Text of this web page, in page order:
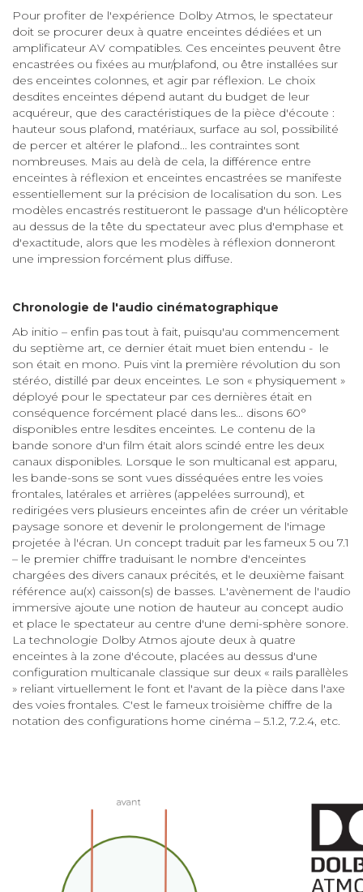
Pour profiter de l'expérience Dolby Atmos, le spectateur
doit se procurer deux à quatre enceintes dédiées et un
amplificateur AV compatibles. Ces enceintes peuvent être
encastrées ou fixées au mur/plafond, ou être installées sur
des enceintes colonnes, et agir par réflexion. Le choix
desdites enceintes dépend autant du budget de leur
acquéreur, que des caractéristiques de la pièce d'écoute :
hauteur sous plafond, matériaux, surface au sol, possibilité
de percer et altérer le plafond... les contraintes sont
nombreuses. Mais au delà de cela, la différence entre
enceintes à réflexion et enceintes encastrées se manifeste
essentiellement sur la précision de localisation du son. Les
modèles encastrés restitueront le passage d'un hélicoptère
au dessus de la tête du spectateur avec plus d'emphase et
d'exactitude, alors que les modèles à réflexion donneront
une impression forcément plus diffuse.
Chronologie de l'audio cinématographique
Ab initio – enfin pas tout à fait, puisqu'au commencement
du septième art, ce dernier était muet bien entendu - le
son était en mono. Puis vint la première révolution du son
stéréo, distillé par deux enceintes. Le son « physiquement »
déployé pour le spectateur par ces dernières était en
conséquence forcément placé dans les... disons 60°
disponibles entre lesdites enceintes. Le contenu de la
bande sonore d'un film était alors scindé entre les deux
canaux disponibles. Lorsque le son multicanal est apparu,
les bande-sons se sont vues disséquées entre les voies
frontales, latérales et arrières (appelées surround), et
redirigées vers plusieurs enceintes afin de créer un véritable
paysage sonore et devenir le prolongement de l'image
projetée à l'écran. Un concept traduit par les fameux 5 ou 7.1
– le premier chiffre traduisant le nombre d'enceintes
chargées des divers canaux précités, et le deuxième faisant
référence au(x) caisson(s) de basses. L'avènement de l'audio
immersive ajoute une notion de hauteur au concept audio
et place le spectateur au centre d'une demi-sphère sonore.
La technologie Dolby Atmos ajoute deux à quatre
enceintes à la zone d'écoute, placées au dessus d'une
configuration multicanale classique sur deux « rails parallèles
» reliant virtuellement le font et l'avant de la pièce dans l'axe
des voies frontales. C'est le fameux troisième chiffre de la
notation des configurations home cinéma – 5.1.2, 7.2.4, etc.